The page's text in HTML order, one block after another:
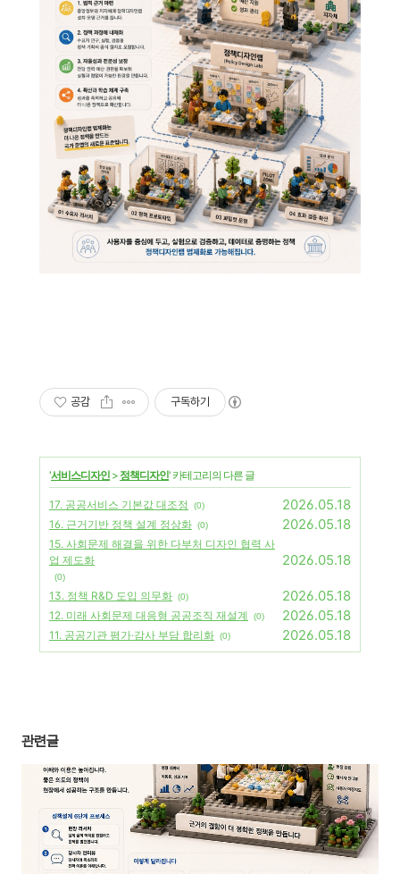
공감 구독하기
'서비스디자인 > 정책디자인' 카테고리의 다른 글
17. 공공서비스 기본값 대조정 (0) 2026.05.18
16. 근거기반 정책 설계 정상화 (0) 2026.05.18
15. 사회문제 해결을 위한 다부처 디자인 협력 사
업 제도화
(0)
2026.05.18
13. 정책 R&D 도입 의무화 (0) 2026.05.18
12. 미래 사회문제 대응형 공공조직 재설계 (0) 2026.05.18
11. 공공기관 평가·감사 부담 합리화 (0) 2026.05.18
관련글